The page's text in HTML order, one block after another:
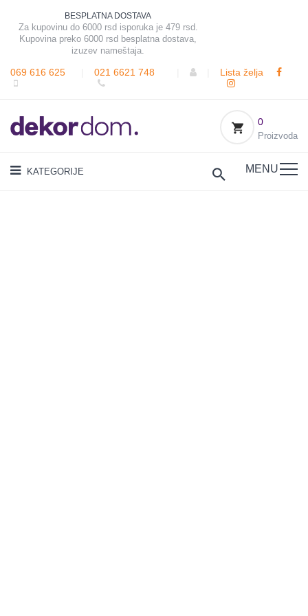
BESPLATNA DOSTAVA
Za kupovinu do 6000 rsd isporuka je 479 rsd.
Kupovina preko 6000 rsd besplatna dostava,
izuzev nameštaja.
069 616 625 021 6621 748 Lista želja
0
Proizvoda
KATEGORIJE MENU